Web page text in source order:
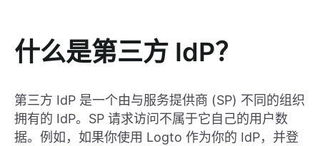
什么是第三方 IdP？
第三方 IdP 是一个由与服务提供商 (SP) 不同的组织
拥有的 IdP。SP 请求访问不属于它自己的用户数
据。例如，如果你使用 Logto 作为你的 IdP，并登